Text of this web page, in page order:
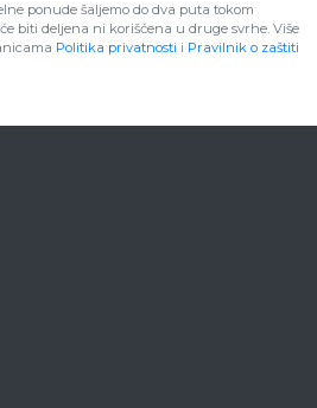
ponude šaljemo do dva puta tokom
biti deljena ni korišćena u druge svrhe. Više
Politika privatnosti i Pravilnik o zaštiti